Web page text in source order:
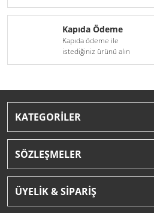
Kapıda Ödeme
Kapıda ödeme ile
istediğiniz ürünü alın
KATEGORİLER
SÖZLEŞMELER
ÜYELİK & SİPARİŞ